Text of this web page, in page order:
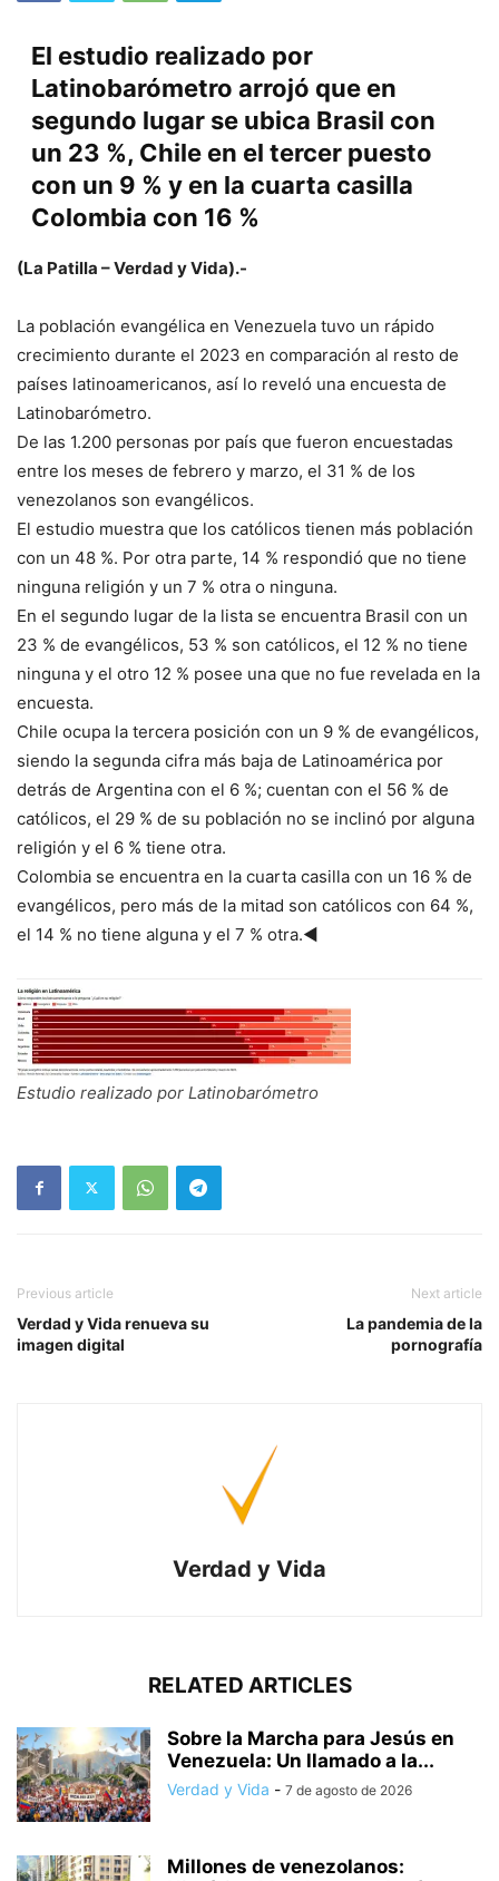
El estudio realizado por
Latinobarómetro arrojó que en
segundo lugar se ubica Brasil con
un 23 %, Chile en el tercer puesto
con un 9 % y en la cuarta casilla
Colombia con 16 %
(La Patilla – Verdad y Vida).-
La población evangélica en Venezuela tuvo un rápido
crecimiento durante el 2023 en comparación al resto de
países latinoamericanos, así lo reveló una encuesta de
Latinobarómetro.
De las 1.200 personas por país que fueron encuestadas
entre los meses de febrero y marzo, el 31 % de los
venezolanos son evangélicos.
El estudio muestra que los católicos tienen más población
con un 48 %. Por otra parte, 14 % respondió que no tiene
ninguna religión y un 7 % otra o ninguna.
En el segundo lugar de la lista se encuentra Brasil con un
23 % de evangélicos, 53 % son católicos, el 12 % no tiene
ninguna y el otro 12 % posee una que no fue revelada en la
encuesta.
Chile ocupa la tercera posición con un 9 % de evangélicos,
siendo la segunda cifra más baja de Latinoamérica por
detrás de Argentina con el 6 %; cuentan con el 56 % de
católicos, el 29 % de su población no se inclinó por alguna
religión y el 6 % tiene otra.
Colombia se encuentra en la cuarta casilla con un 16 % de
evangélicos, pero más de la mitad son católicos con 64 %,
el 14 % no tiene alguna y el 7 % otra.◄
Estudio realizado por Latinobarómetro
Previous article
Verdad y Vida renueva su
imagen digital
Next article
La pandemia de la
pornografía
Verdad y Vida
RELATED ARTICLES
Sobre la Marcha para Jesús en
Venezuela: Un llamado a la...
Verdad y Vida - 7 de agosto de 2026
Millones de venezolanos: